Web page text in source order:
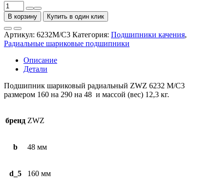
Количество
товара
Подшипник
шариковый
радиальный
ZWZ
6232
M/C3
В корзину Купить в один клик
Артикул: 6232M/C3 Категория: Подшипники качения,
Радиальные шариковые подшипники
Описание
Детали
Подшипник шариковый радиальный ZWZ 6232 M/C3
размером 160 на 290 на 48 и массой (вес) 12,3 кг.
бренд ZWZ
b 48 мм
d_5 160 мм